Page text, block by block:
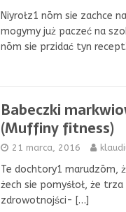
Niyrołz1 nōm sie zachce
mogymy już paczeć na
nōm sie przidać tyn
Babeczki
(Muffiny fitness)
21 marca, 2016
Te dochtory1 marudzōm,
żech sie pomyśłoł, że
zdrowotnojści- […]